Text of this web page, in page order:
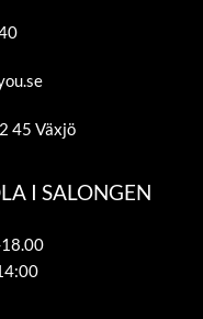
45 Växjö
I SALONGEN